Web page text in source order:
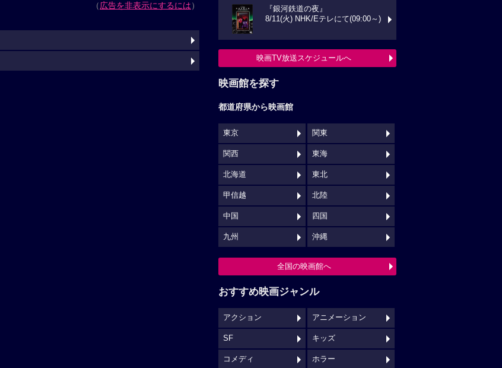
（広告を非表示にするには）
『銀河鉄道の夜』
8/11(火) NHK/Eテレにて(09:00～)
映画TV放送スケジュールへ
映画館を探す
都道府県から映画館
東京 関東
関西 東海
北海道 東北
甲信越 北陸
中国 四国
九州 沖縄
全国の映画館へ
おすすめ映画ジャンル
アクション アニメーション
SF キッズ
コメディ ホラー